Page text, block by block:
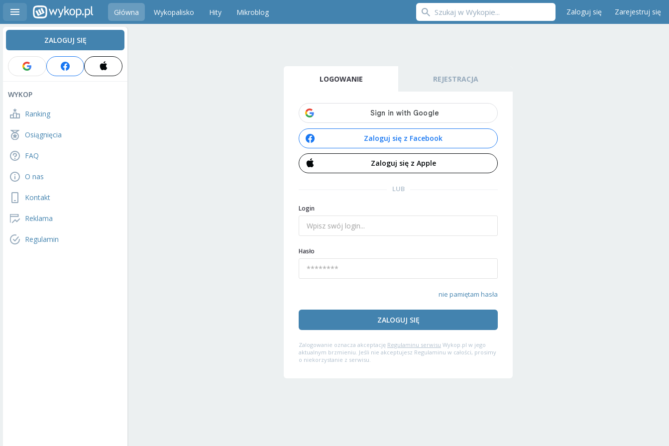
Główna Wykopalisko Hity Mikroblog Zaloguj się Zarejestruj się
ZALOGUJ SIĘ
WYKOP
Ranking
Osiągnięcia
FAQ
O nas
Kontakt
Reklama
Regulamin
LOGOWANIE REJESTRACJA
Zaloguj się z Facebook
Zaloguj się z Apple
LUB
Login
Hasło
nie pamiętam hasła
ZALOGUJ SIĘ
Zalogowanie oznacza akceptację Regulaminu serwisu Wykop.pl w jego
aktualnym brzmieniu. Jeśli nie akceptujesz Regulaminu w całości, prosimy
o niekorzystanie z serwisu.